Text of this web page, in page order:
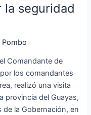
seguridad
Pombo
Comandante de
los comandantes
realizó una visita
provincia del Guayas,
de la Gobernación, en